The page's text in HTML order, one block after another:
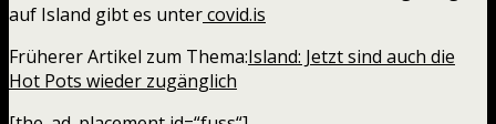
auf Island gibt es untercovid.is
Früherer Artikel zum Thema:Island: Jetzt sind auch die
Hot Pots wieder zugänglich